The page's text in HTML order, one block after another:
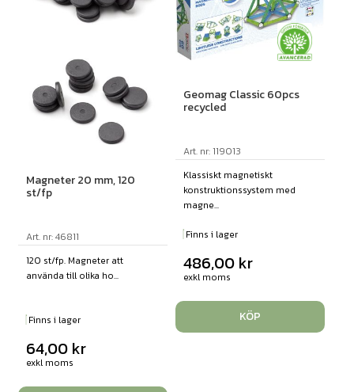
Magneter 20 mm, 120
st/fp
Art. nr: 46811
120 st/fp. Magneter att
använda till olika ho...
Finns i lager
64,00 kr
exkl moms
Geomag Classic 60pcs
recycled
Art. nr: 119013
Klassiskt magnetiskt
konstruktionssystem med
magne...
Finns i lager
486,00 kr
exkl moms
KÖP